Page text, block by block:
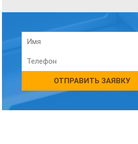
ОТПРАВИТЬ ЗАЯВКУ